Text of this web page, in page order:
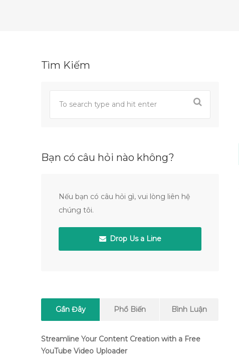
Tìm Kiếm
Bạn có câu hỏi nào không?
Nếu bạn có câu hỏi gì, vui lòng liên hệ
chúng tôi.
Drop Us a Line
Gần Đây Phổ Biến Bình Luận
Streamline Your Content Creation with a Free
YouTube Video Uploader